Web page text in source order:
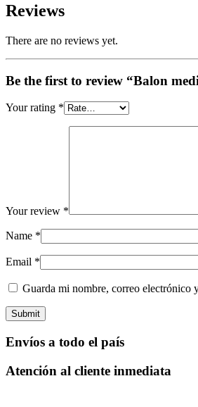
Reviews
There are no reviews yet.
Be the first to review “Balon
Your rating *
Your review *
Name *
Email *
Guarda mi nombre, correo electrónico
Envíos a todo el país
Atención al cliente inmediata